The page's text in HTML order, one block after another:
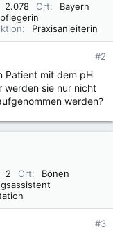
2.078 Ort
Bayern
Praxisanleiterin
#2
Patient mit dem pH
werden sie nur nicht
werden?
2 Ort
Bönen
#3